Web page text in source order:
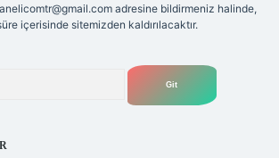
adresine bildirmeniz halinde,
içerisinde sitemizden kaldırılacaktır.